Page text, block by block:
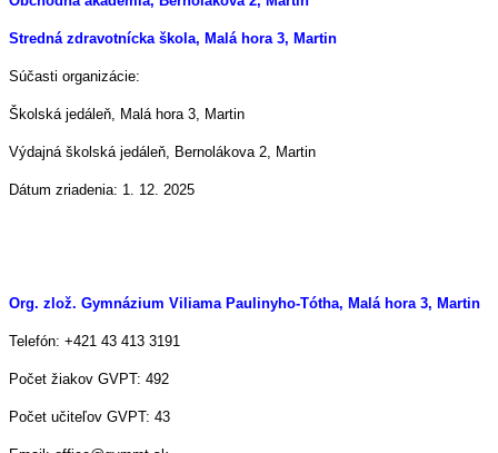
Stredná zdravotnícka škola, Malá hora 3, Martin
Súčasti organizácie:
Školská jedáleň, Malá hora 3, Martin
Výdajná školská jedáleň, Bernolákova 2, Martin
Dátum zriadenia: 1. 12. 2025
Org. zlož. Gymnázium Viliama Paulinyho-Tótha, Malá hora 3, Martin
Telefón: +421 43 413 3191
Počet žiakov GVPT: 492
Počet učiteľov GVPT: 43